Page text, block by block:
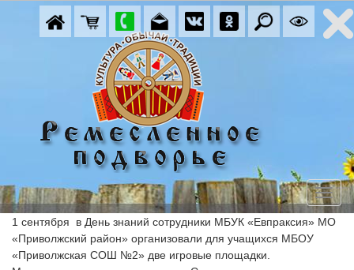
1 сентября  в День знаний сотрудники МБУК «Евпраксия» МО
«Приволжский район» организовали для учащихся МБОУ
«Приволжская СОШ №2» две игровые площадки.